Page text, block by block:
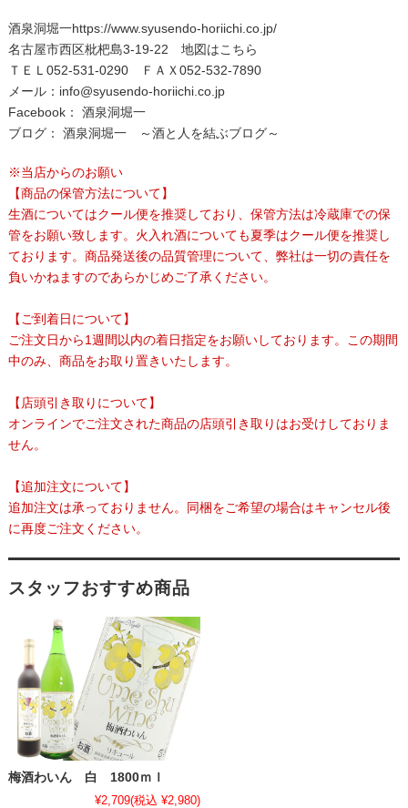
酒泉洞堀一https://www.syusendo-horiichi.co.jp/
名古屋市西区枇杷島3-19-22 地図はこちら
ＴＥＬ052-531-0290 ＦＡＸ052-532-7890
メール： info@syusendo-horiichi.co.jp
Facebook：
酒泉洞堀一
ブログ：
酒泉洞堀一 ～酒と人を結ぶブログ～
※当店からのお願い
【商品の保管方法について】
生酒についてはクール便を推奨しており、保管方法は冷蔵庫での保
管をお願い致します。火入れ酒についても夏季はクール便を推奨し
ております。商品発送後の品質管理について、弊社は一切の責任を
負いかねますのであらかじめご了承ください。
【ご到着日について】
ご注文日から1週間以内の着日指定をお願いしております。この期間
中のみ、商品をお取り置きいたします。
【店頭引き取りについて】
オンラインでご注文された商品の店頭引き取りはお受けしておりま
せん。
【追加注文について】
追加注文は承っておりません。同梱をご希望の場合はキャンセル後
に再度ご注文ください。
スタッフおすすめ商品
梅酒わいん 白 1800ｍｌ
¥2,709(税込 ¥2,980)